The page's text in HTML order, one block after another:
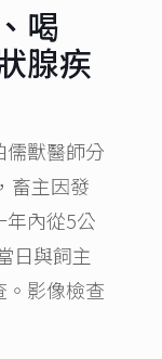
喝
腺疾
儒獸醫師分
畜主因發
年內從5公
日與飼主
。影像檢查